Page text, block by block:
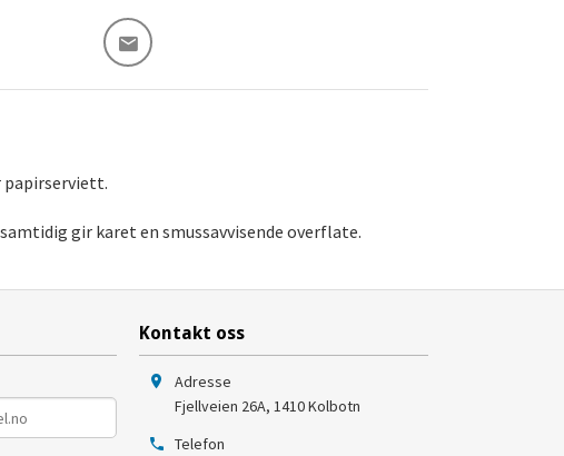
papirserviett.
gir karet en smussavvisende overflate.
Kontakt oss
Adresse
Fjellveien 26A, 1410Kolbotn
Telefon